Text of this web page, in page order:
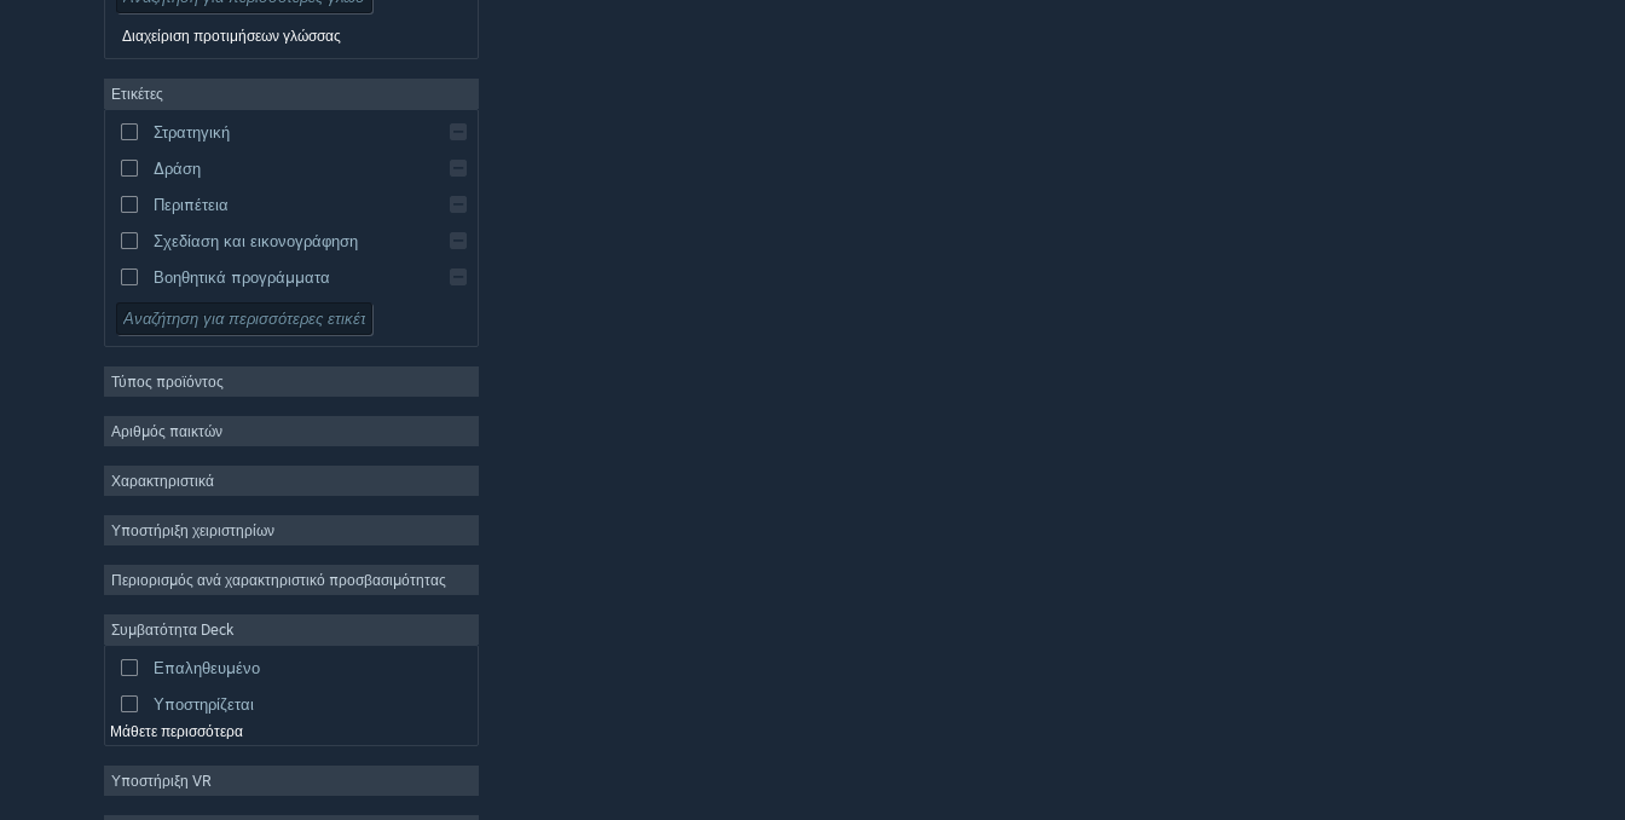
Διαχείριση προτιμήσεων γλώσσας
Ετικέτες
Στρατηγική
Δράση
Περιπέτεια
Σχεδίαση και εικονογράφηση
Βοηθητικά προγράμματα
Δωρεάν για παίξιμο
Μαζικό πολλών παικτών
Indie
Χαλαρό
Προσομοίωση
Παραγωγή βίντεο
Επεξεργασία εικόνας
Τύπος προϊόντος
Αριθμός παικτών
Χαρακτηριστικά
Υποστήριξη χειριστηρίων
Περιορισμός ανά χαρακτηριστικό προσβασιμότητας
Συμβατότητα Deck
Επαληθευμένο
Υποστηρίζεται
Μάθετε περισσότερα
Υποστήριξη VR